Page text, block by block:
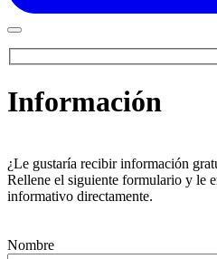
Información
¿Le gustaría recibir información
Rellene el siguiente formulario y le
informativo directamente.
Nombre